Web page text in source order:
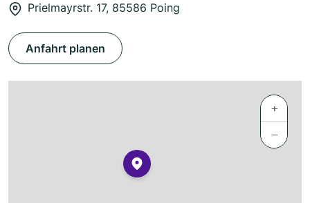
Prielmayrstr. 17, 85586 Poing
Anfahrt planen
+
−